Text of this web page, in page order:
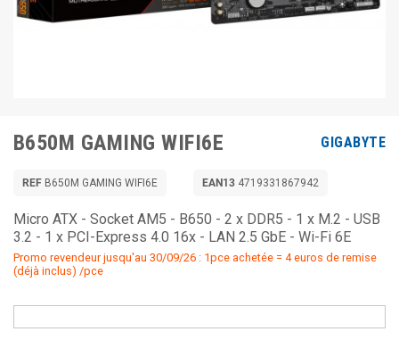
B650M GAMING WIFI6E GIGABYTE
REF B650M GAMING WIFI6E EAN13 4719331867942
Micro ATX - Socket AM5 - B650 - 2 x DDR5 - 1 x M.2 - USB
3.2 - 1 x PCI-Express 4.0 16x - LAN 2.5 GbE - Wi-Fi 6E
Promo revendeur jusqu'au 30/09/26 : 1pce achetée = 4 euros de remise
(déjà inclus) /pce